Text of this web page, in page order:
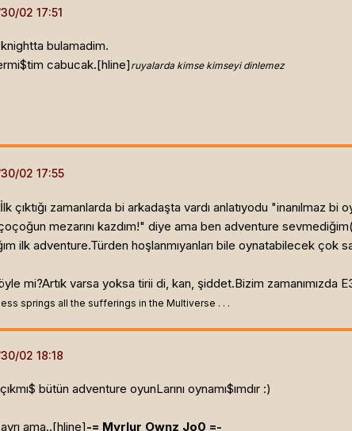
bulamadim.
cabucak.[hline] ruyalarda kimse kimseyi dinlemez
çıktığı zamanlarda bi arkadaşta vardı anlatıyodu "inanılmaz
mezarını kazdım!" diye ama ben adventure
ilk adventure.Türden hoşlanmıyanları bile oynatabilecek
mi?Artık varsa yoksa tirii di, kan, şiddet.Bizim zamanımızda
springs all the sufferings in the Multiverse . . .
bütün adventure oyunLarını oynamı$ımdır :)
ama..[hline]-= Myrlur Ownz Jo0 =-